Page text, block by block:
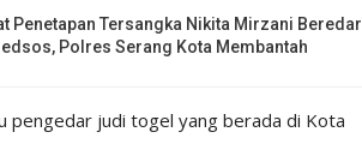
Penetapan Tersangka Nikita Mirzani Beredar
Polres Serang Kota Membantah
pengedar judi togel yang berada di Kota